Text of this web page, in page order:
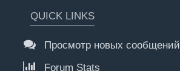
QUICK LINKS
Просмотр новых сообщений
Forum Stats